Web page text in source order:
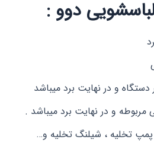
دوو :
و در نهایت برد میباشد
مربوطه و در نهایت برد میباشد .
پمپ تخلیه ، شیلنگ تخلیه و…